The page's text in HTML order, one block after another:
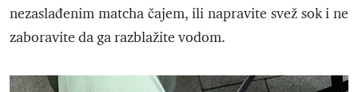
nezaslađenim matcha čajem, ili napravite svež sok i ne
zaboravite da ga razblažite vodom.